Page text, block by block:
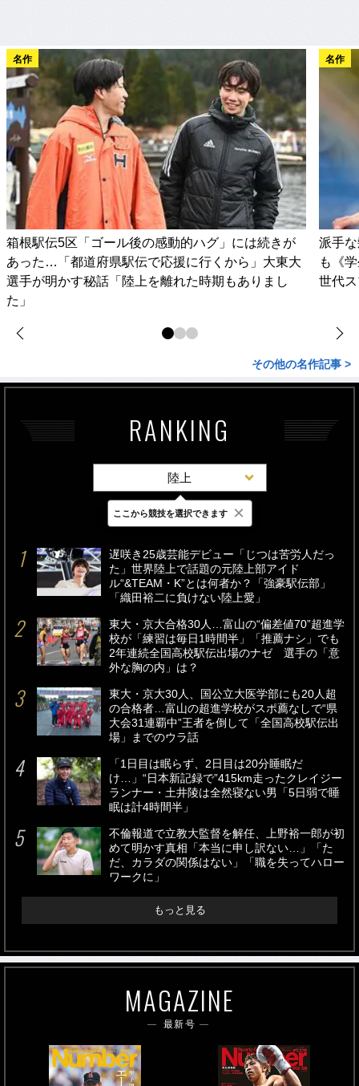
名作
箱根駅伝5区「ゴール後の感動的ハグ」には続きが
あった…「都道府県駅伝で応援に行くから」大東大
選手が明かす秘話「陸上を離れた時期もありまし
た」
名作
派手
も《
世代
その他の名作記事 >
RANKING
陸上
最新 24時間 週間
遅咲き25歳芸能デビュー「じつは苦労人だっ
た」世界陸上で話題の元陸上部アイド
ル“&TEAM・K”とは何者か？「強豪駅伝部」
「織田裕二に負けない陸上愛」
東大・京大合格30人…富山の“偏差値70”超進学
校が「練習は毎日1時間半」「推薦ナシ」でも
2年連続全国高校駅伝出場のナゼ 選手の「意
外な胸の内」は？
東大・京大30人、国公立大医学部にも20人超
の合格者…富山の超進学校がスポ薦なしで“県
大会31連覇中”王者を倒して「全国高校駅伝出
場」までのウラ話
「1日目は眠らず、2日目は20分睡眠だ
け…」“日本新記録で”415km走ったクレイジー
ランナー・土井陵は全然寝ない男「5日弱で睡
眠は計4時間半」
不倫報道で立教大監督を解任、上野裕一郎が初
めて明かす真相「本当に申し訳ない…」「た
だ、カラダの関係はない」「職を失ってハロー
ワークに」
もっと見る
MAGAZINE
最新号
ここから競技を選択できます ×